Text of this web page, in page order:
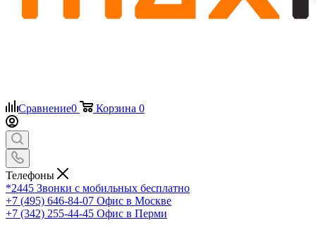
Сравнение0 Корзина 0
Телефоны
*2445 Звонки с мобильных бесплатно
+7 (495) 646-84-07 Офис в Москве
+7 (342) 255-44-45 Офис в Перми